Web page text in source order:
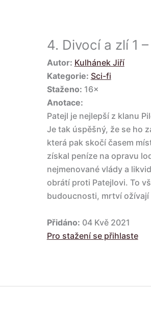
4. Divocí a zlí 1
Autor: Kulhánek Jiří
Kategorie: Sci-fi
Staženo: 16×
Anotace:
Patejl je nejlepší z klanu
Je tak úspěšný, že se ho
která pak skočí časem
získal peníze na opravu
nejmenované vlády a
obrátí proti Patejlovi. To
budoucnosti, mrtví ožívají
Přidáno: 04 Kvě 2021
Pro stažení se přihlaste